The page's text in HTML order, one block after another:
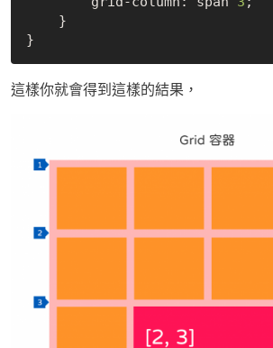
這樣你就會得到這樣的結果，